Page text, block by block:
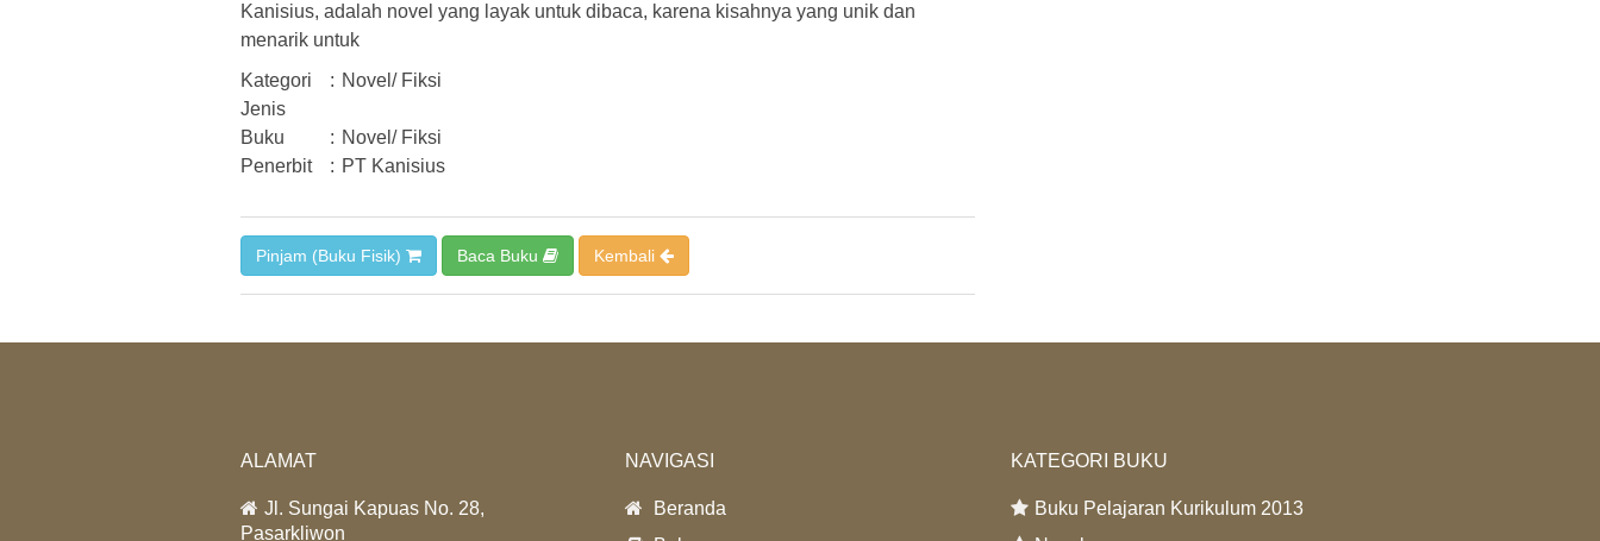
Kanisius, adalah novel yang layak untuk dibaca, karena kisahnya yang unik dan
menarik untuk
Kategori
: Novel/ Fiksi
Jenis
Buku
: Novel/ Fiksi
Penerbit
: PT Kanisius
Pinjam (Buku Fisik) Baca Buku Kembali
ALAMAT
Jl. Sungai Kapuas No. 28,
Pasarkliwon
NAVIGASI
Beranda
KATEGORI BUKU
Buku Pelajaran Kurikulum 2013